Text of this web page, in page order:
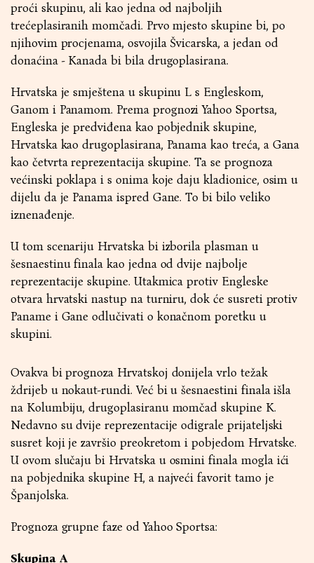
proći skupinu, ali kao jedna od najboljih
trećeplasiranih momčadi. Prvo mjesto skupine bi, po
njihovim procjenama, osvojila Švicarska, a jedan od
donaćina - Kanada bi bila drugoplasirana.
Hrvatska je smještena u skupinu L s Engleskom,
Ganom i Panamom. Prema prognozi Yahoo Sportsa,
Engleska je predviđena kao pobjednik skupine,
Hrvatska kao drugoplasirana, Panama kao treća, a Gana
kao četvrta reprezentacija skupine. Ta se prognoza
većinski poklapa i s onima koje daju kladionice, osim u
dijelu da je Panama ispred Gane. To bi bilo veliko
iznenađenje.
U tom scenariju Hrvatska bi izborila plasman u
šesnaestinu finala kao jedna od dvije najbolje
reprezentacije skupine. Utakmica protiv Engleske
otvara hrvatski nastup na turniru, dok će susreti protiv
Paname i Gane odlučivati o konačnom poretku u
skupini.
Ovakva bi prognoza Hrvatskoj donijela vrlo težak
ždrijeb u nokaut-rundi. Već bi u šesnaestini finala išla
na Kolumbiju, drugoplasiranu momčad skupine K.
Nedavno su dvije reprezentacije odigrale prijateljski
susret koji je završio preokretom i pobjedom Hrvatske.
U ovom slučaju bi Hrvatska u osmini finala mogla ići
na pobjednika skupine H, a najveći favorit tamo je
Španjolska.
Prognoza grupne faze od Yahoo Sportsa:
Skupina A